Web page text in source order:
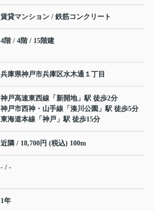
賃貸マンション / 鉄筋コンクリート
4階 / 4階 / 15階建
兵庫県神戸市兵庫区水木通 １丁目
神戸高速東西線 「 新開地」駅 徒歩2分
神戸市西神・山手線 「 湊川公園 」駅 徒歩5分
東海道本線 「 神戸 」駅 徒歩15分
近隣 / 18,700円 (税込) 100m
- / -
1年